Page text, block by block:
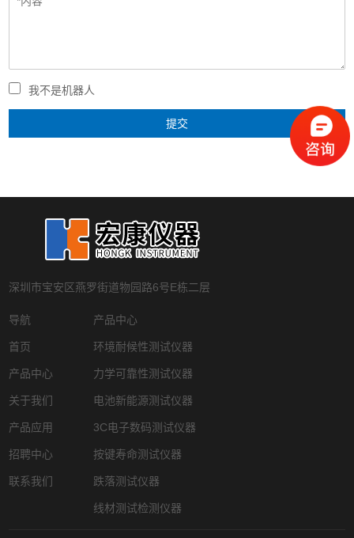
我不是机器人
深圳市宝安区燕罗街道物园路6号E栋二层
导航
首页
产品中心
关于我们
产品应用
招聘中心
联系我们
产品中心
环境耐候性测试仪器
力学可靠性测试仪器
电池新能源测试仪器
3C电子数码测试仪器
按键寿命测试仪器
跌落测试仪器
线材测试检测仪器